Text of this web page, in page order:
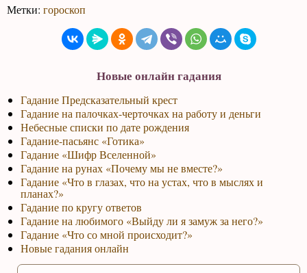
Метки:гороскоп
Новые онлайн гадания
Гадание Предсказательный крест
Гадание на палочках-черточках на работу и деньги
Небесные списки по дате рождения
Гадание-пасьянс «Готика»
Гадание «Шифр Вселенной»
Гадание на рунах «Почему мы не вместе?»
Гадание «Что в глазах, что на устах, что в мыслях и
планах?»
Гадание по кругу ответов
Гадание на любимого «Выйду ли я замуж за него?»
Гадание «Что со мной происходит?»
Новые гадания онлайн